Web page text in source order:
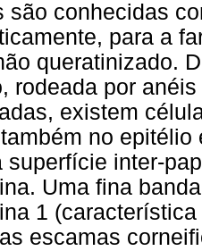
são conhecidas
para a
queratinizado.
rodeada por
existem
no
superfície inter-
Uma fina
1
escamas